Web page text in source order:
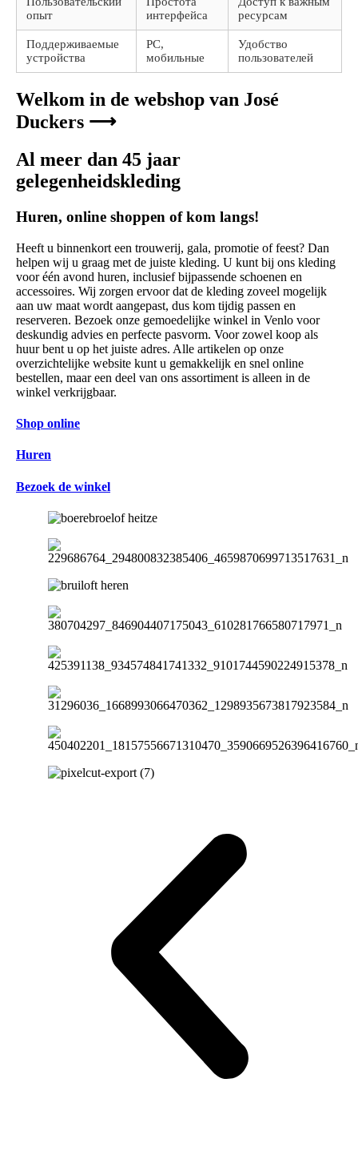
опыт
интерфейса
ресурсам
Поддерживаемые
устройства
PC,
мобильные
Удобство
пользователей
Welkom in de webshop van José
Duckers ⟶
Al meer dan 45 jaar
gelegenheidskleding
Huren, online shoppen of kom langs!
Heeft u binnenkort een trouwerij, gala, promotie of feest? Dan
helpen wij u graag met de juiste kleding. U kunt bij ons kleding
voor één avond huren, inclusief bijpassende schoenen en
accessoires. Wij zorgen ervoor dat de kleding zoveel mogelijk
aan uw maat wordt aangepast, dus kom tijdig passen en
reserveren. Bezoek onze gemoedelijke winkel in Venlo voor
deskundig advies en perfecte pasvorm. Voor zowel koop als
huur bent u op het juiste adres. Alle artikelen op onze
overzichtelijke website kunt u gemakkelijk en snel online
bestellen, maar een deel van ons assortiment is alleen in de
winkel verkrijgbaar.
Shop online
Huren
Bezoek de winkel